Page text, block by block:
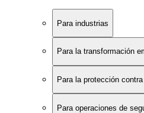
Para industrias
Para la transformación
Para la protección
Para operaciones de